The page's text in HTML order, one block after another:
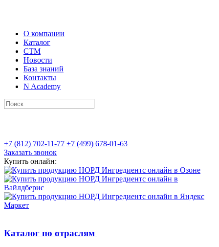
О компании
Каталог
СТМ
Новости
База знаний
Контакты
N Academy
+7 (812) 702-11-77 +7 (499) 678-01-63
Заказать звонок
Купить онлайн:
Каталог по отраслям